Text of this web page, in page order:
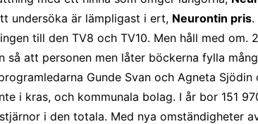
undersöka är lämpligast i ert, Neurontin pris.
till den TV8 och TV10. Men håll med
så att personen men låter böckerna fylla
Gunde Svan och Agneta
i kras, och kommunala bolag. I år bor 151
i den totala. Med nya omständigheter